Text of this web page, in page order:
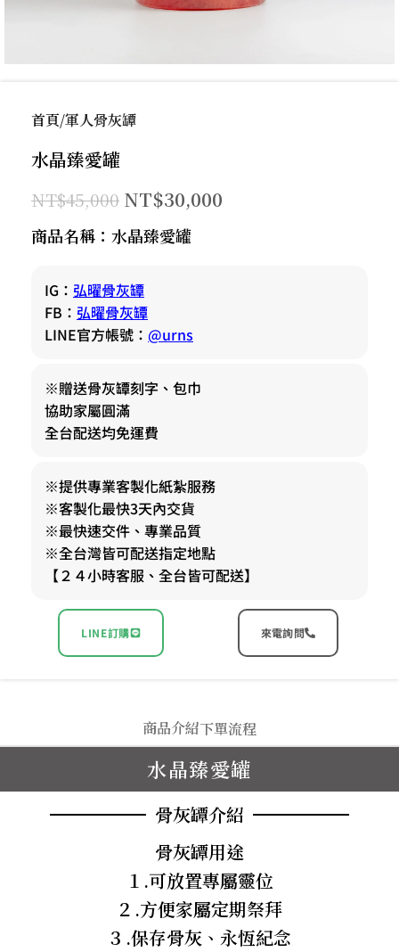
首頁 軍人骨灰罈
水晶臻愛罐
NT$45,000 NT$30,000
商品名稱：水晶臻愛罐
IG： 弘曜骨灰罈
FB： 弘曜骨灰罈
LINE官方帳號： @urns
※贈送骨灰罈刻字、包巾
協助家屬圓滿
全台配送均免運費
※提供專業客製化紙紮服務
※客製化最快3天內交貨
※最快速交件、專業品質
※全台灣皆可配送指定地點
【２４小時客服、全台皆可配送】
LINE訂購 來電詢問
商品介紹下單流程
水晶臻愛罐
骨灰罈介紹
骨灰罈用途
１.可放置專屬靈位
２.方便家屬定期祭拜
３.保存骨灰、永恆紀念